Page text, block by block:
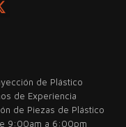
de Plástico
de Experiencia
de Piezas de Plástico
9:00am a 6:00pm